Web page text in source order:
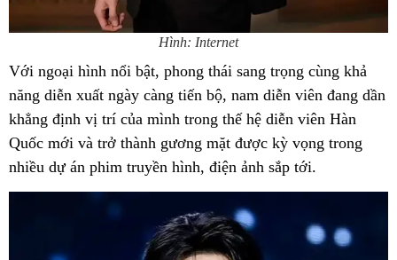
Hình: Internet
Với ngoại hình nổi bật, phong thái sang trọng cùng khả
năng diễn xuất ngày càng tiến bộ, nam diễn viên đang dần
khẳng định vị trí của mình trong thế hệ diễn viên Hàn
Quốc mới và trở thành gương mặt được kỳ vọng trong
nhiều dự án phim truyền hình, điện ảnh sắp tới.